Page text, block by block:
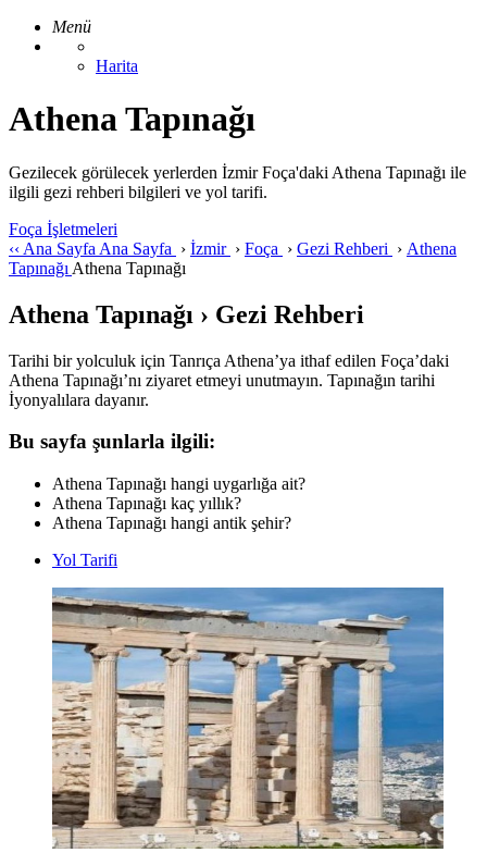
Menü
Harita
Athena Tapınağı
Gezilecek görülecek yerlerden İzmir Foça'daki Athena Tapınağı ile
ilgili gezi rehberi bilgileri ve yol tarifi.
Foça İşletmeleri
‹‹ Ana Sayfa Ana Sayfa › İzmir › Foça › Gezi Rehberi › Athena
Tapınağı Athena Tapınağı
Athena Tapınağı › Gezi Rehberi
Tarihi bir yolculuk için Tanrıça Athena’ya ithaf edilen Foça’daki
Athena Tapınağı’nı ziyaret etmeyi unutmayın. Tapınağın tarihi
İyonyalılara dayanır.
Bu sayfa şunlarla ilgili:
Athena Tapınağı hangi uygarlığa ait?
Athena Tapınağı kaç yıllık?
Athena Tapınağı hangi antik şehir?
Yol Tarifi